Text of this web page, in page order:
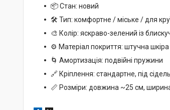
📦 Стан: новий
🛠 Тип: комфортне / міське / для
🎨 Колір: яскраво-зелений із
⚙ Матеріал покриття: штучна
🌀 Амортизація: подвійні пружини
🔗 Кріплення: стандартне, під
📏 Розміри: довжина ~25 см,